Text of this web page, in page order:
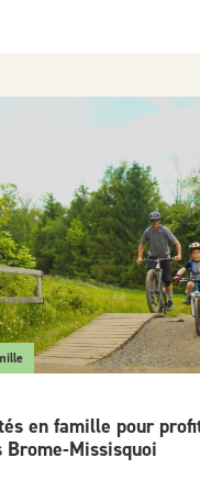
en famille pour
Brome-Missisquoi